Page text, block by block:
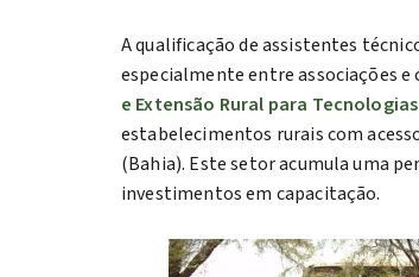
A qualificação de assistentes
especialmente entre associações e
e Extensão Rural para
estabelecimentos rurais com
(Bahia). Este setor acumula uma
investimentos em capacitação.